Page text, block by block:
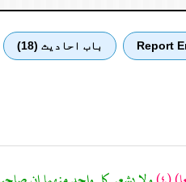
Report باب احادیث (18)